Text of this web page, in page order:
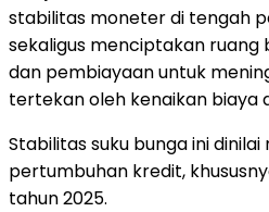
stabilitas moneterdi tengah
sekaligus menciptakan ruang
dan pembiayaanuntuk
tertekanoleh kenaikan biaya
Stabilitassuku bungainidinilai
pertumbuhan kredit,
tahun2025.